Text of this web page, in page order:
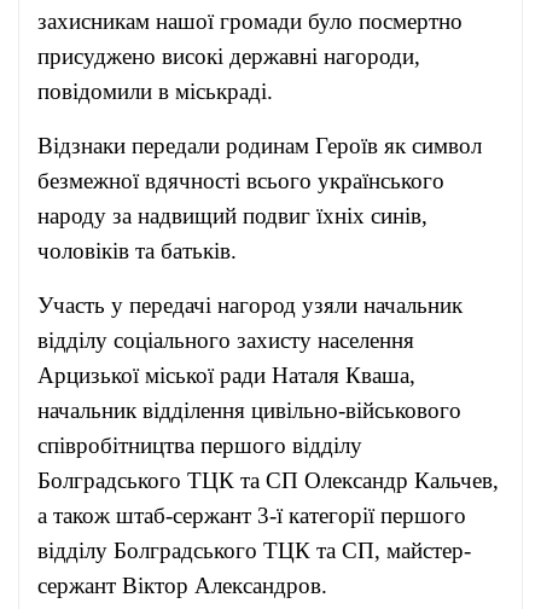
захисникам нашої громади було посмертно
присуджено високі державні нагороди,
повідомили в міськраді.
Відзнаки передали родинам Героїв як символ
безмежної вдячності всього українського
народу за надвищий подвиг їхніх синів,
чоловіків та батьків.
Участь у передачі нагород узяли начальник
відділу соціального захисту населення
Арцизької міської ради Наталя Кваша,
начальник відділення цивільно-військового
співробітництва першого відділу
Болградського ТЦК та СП Олександр Кальчев,
а також штаб-сержант 3-ї категорії першого
відділу Болградського ТЦК та СП, майстер-
сержант Віктор Александров.